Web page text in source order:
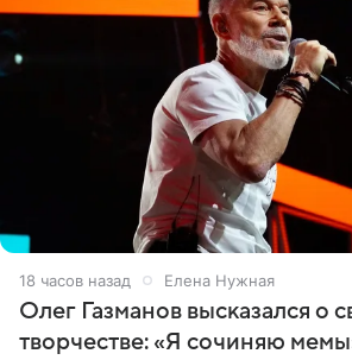
18 часов назад Елена Нужная
Олег Газманов высказался о
творчестве: «Я сочиняю